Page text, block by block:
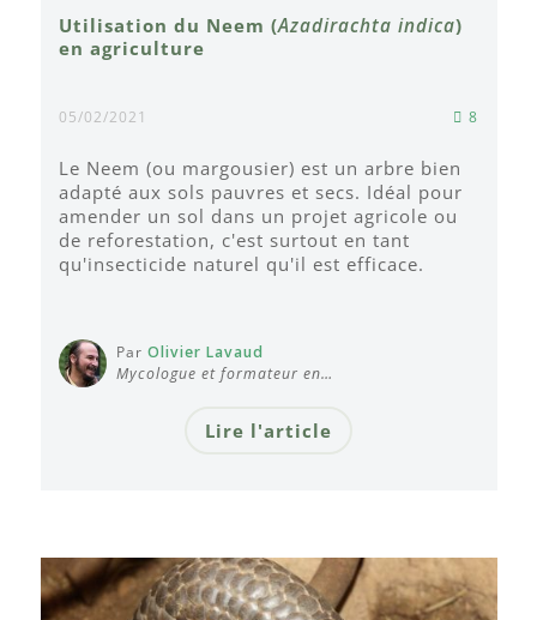
Utilisation du Neem (Azadirachta indica)
en agriculture
05/02/2021 8
Le Neem (ou margousier) est un arbre bien
adapté aux sols pauvres et secs. Idéal pour
amender un sol dans un projet agricole ou
de reforestation, c'est surtout en tant
qu'insecticide naturel qu'il est efficace.
Par Olivier Lavaud
Mycologue et formateur en…
Lire l'article